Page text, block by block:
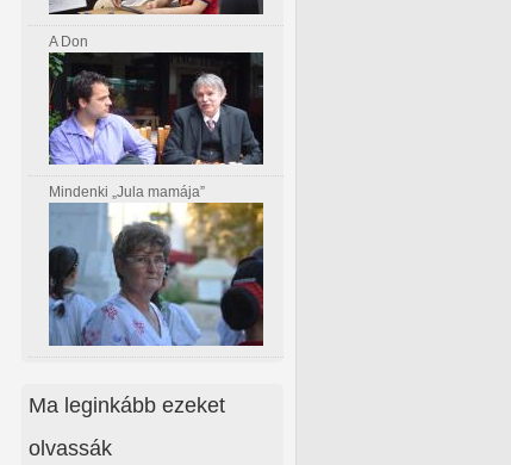
A Don
Mindenki „Jula mamája”
Ma leginkább ezeket
olvassák